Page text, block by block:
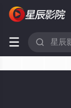
 